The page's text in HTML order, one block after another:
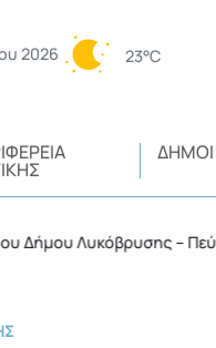
2026 23°C
ΔΉΜΟΙ
Λυκόβρυσης – Πεύκης •